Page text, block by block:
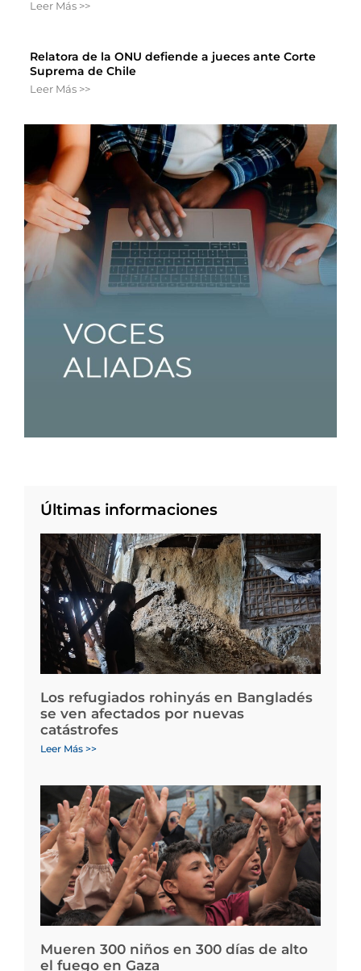
Leer Más >>
Relatora de la ONU defiende a jueces ante Corte
Suprema de Chile
Leer Más >>
Últimas informaciones
Los refugiados rohinyás en Bangladés
se ven afectados por nuevas
catástrofes
Leer Más >>
Mueren 300 niños en 300 días de alto
el fuego en Gaza